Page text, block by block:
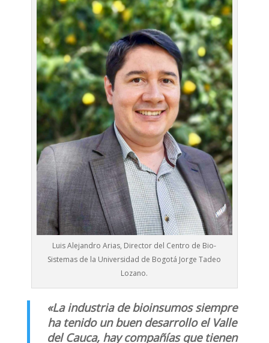
Luis Alejandro Arias, Director del Centro de Bio-
Sistemas de la Universidad de Bogotá Jorge Tadeo
Lozano.
«La industria de bioinsumos siempre
ha tenido un buen desarrollo el Valle
del Cauca, hay compañías que tienen